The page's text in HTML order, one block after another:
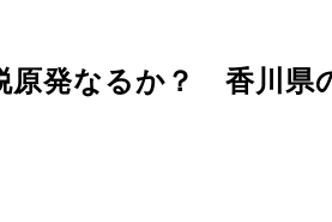
原発なるか？ 香川県